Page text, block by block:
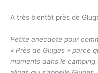
A très bientôt près de
Petite anecdote pour
« Près de Gluges » parce
moments dans le